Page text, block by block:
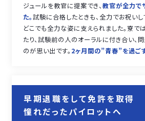
ジュールを教官に提案でき、教官が全力で
た。試験に合格したときも、全力でお祝いし
どこでも全力な姿に支えられました。寮で
たり、試験前の人のオーラルに付き合い、
のが思い出です。 2ヶ月間の”青春”を過ご
早期退職をして免許を取得
憧れだったパイロットへ